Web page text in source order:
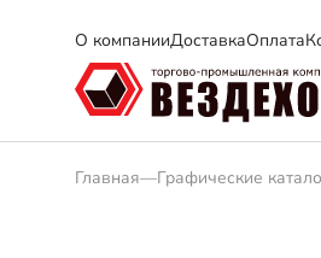
О компанииДоставкаОплата
Главная—Графические